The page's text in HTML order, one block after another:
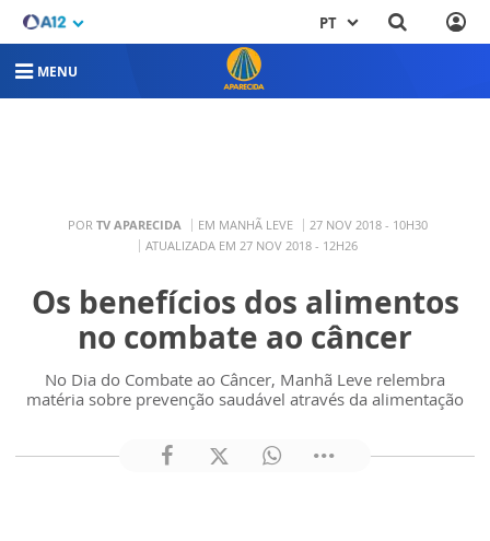
PT
MENU
POR TV APARECIDA EM MANHÃ LEVE
27 NOV 2018 - 10H30
ATUALIZADA EM 27 NOV 2018 - 12H26
Os benefícios dos alimentos
no combate ao câncer
No Dia do Combate ao Câncer, Manhã Leve relembra
matéria sobre prevenção saudável através da alimentação